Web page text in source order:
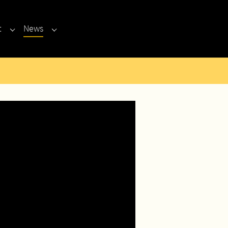
Submenu for "Kontakt"
News(current)
Submenu for "News"